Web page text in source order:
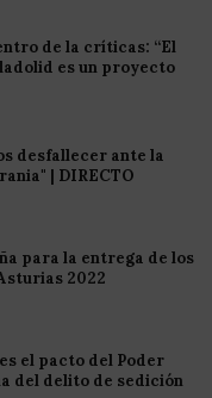
de la críticas: “El
es un proyecto
desfallecer ante la
| DIRECTO
para la entrega de los
2022
el pacto del Poder
del delito de sedición